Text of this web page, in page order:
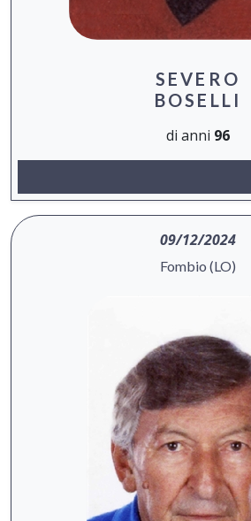
SEVERO
BOSELLI
di anni 96
09/12/2024
Fombio (LO)